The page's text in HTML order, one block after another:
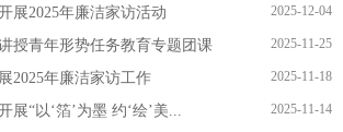
展2025年廉洁家访活动 2025-12-04
授青年形势任务教育专题团课 2025-11-25
2025年廉洁家访工作 2025-11-18
展“以‘箔’为墨 约‘绘’美... 2025-11-14